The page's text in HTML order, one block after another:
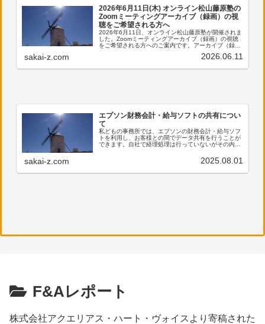
2026年6月11日(木) オンライン松山藤原塾の
Zoomミーティングアーカイブ（録画）の視
聴をご希望される方へ
2026年6月11日、オンライン松山藤原塾が開催されま
した。Zoomミーティングアーカイブ（録画）の視聴
をご希望される方へのご案内です。アーカイブ（録
わせより、「松山藤原塾アーカイブ（録画）の...
sakai-z.com 2026.06.11
エプソン財務会計・給与ソフトの共有につい
て
私どもの事務所では、エプソンの財務会計・給与ソフ
トを利用し、お客様との間でデータ共有を行うことが
できます。自社で経理処理は行っていないがその内容
望がございましたら、ぜひ私共までご連絡ください。
sakai-z.com 2025.08.01
F&Aレポート
株式会社アクエリアス・ハート・ヴォイスより寄稿された